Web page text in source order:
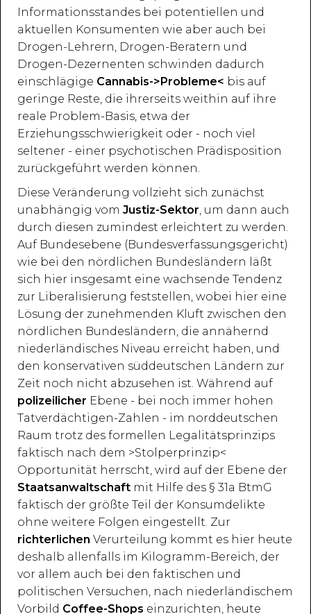
Informationsstandes bei potentiellen und
aktuellen Konsumenten wie aber auch bei
Drogen-Lehrern, Drogen-Beratern und
Drogen-Dezernenten schwinden dadurch
einschlägige Cannabis->Probleme< bis auf
geringe Reste, die ihrerseits weithin auf ihre
reale Problem-Basis, etwa der
Erziehungsschwierigkeit oder - noch viel
seltener - einer psychotischen Prädisposition
zurückgeführt werden können.
Diese Veränderung vollzieht sich zunächst
unabhängig vom Justiz-Sektor, um dann auch
durch diesen zumindest erleichtert zu werden.
Auf Bundesebene (Bundesverfassungsgericht)
wie bei den nördlichen Bundesländern läßt
sich hier insgesamt eine wachsende Tendenz
zur Liberalisierung feststellen, wobei hier eine
Lösung der zunehmenden Kluft zwischen den
nördlichen Bundesländern, die annähernd
niederländisches Niveau erreicht haben, und
den konservativen süddeutschen Ländern zur
Zeit noch nicht abzusehen ist. Während auf
polizeilicher Ebene - bei noch immer hohen
Tatverdächtigen-Zahlen - im norddeutschen
Raum trotz des formellen Legalitätsprinzips
faktisch nach dem >Stolperprinzip<
Opportunität herrscht, wird auf der Ebene der
Staatsanwaltschaft mit Hilfe des § 31a BtmG
faktisch der größte Teil der Konsumdelikte
ohne weitere Folgen eingestellt. Zur
richterlichen Verurteilung kommt es hier heute
deshalb allenfalls im Kilogramm-Bereich, der
vor allem auch bei den faktischen und
politischen Versuchen, nach niederländischem
Vorbild Coffee-Shops einzurichten, heute